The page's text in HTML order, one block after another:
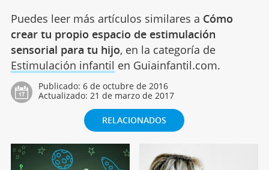
Puedes leer más artículos similares a Cómo
crear tu propio espacio de estimulación
sensorial para tu hijo, en la categoría de
Estimulación infantil en Guiainfantil.com.
Publicado: 6 de octubre de 2016
Actualizado: 21 de marzo de 2017
RELACIONADOS